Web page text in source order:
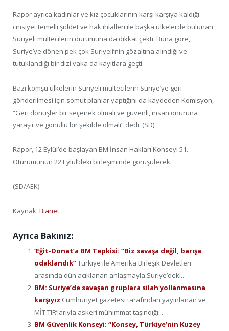
Rapor ayrıca kadınlar ve kız çocuklarının karşı karşıya kaldığı
cinsiyet temelli şiddet ve hak ihlalleri ile başka ülkelerde bulunan
Suriyeli mültecilerin durumuna da dikkat çekti. Buna göre,
Suriye’ye dönen pek çok Suriyeli’nin gözaltına alındığı ve
tutuklandığı bir dizi vaka da kayıtlara geçti.
Bazı komşu ülkelerin Suriyeli mültecilerin Suriye’ye geri
gönderilmesi için somut planlar yaptığını da kaydeden Komisyon,
“Geri dönüşler bir seçenek olmalı ve güvenli, insan onuruna
yaraşır ve gönüllü bir şekilde olmalı” dedi. (SD)
Rapor, 12 Eylül’de başlayan BM İnsan Hakları Konseyi 51.
Oturumunun 22 Eylül’deki birleşiminde görüşülecek.
(SD/AEK)
Kaynak: Bianet
Ayrıca Bakınız:
‘Eğit-Donat’a BM Tepkisi: “Biz savaşa değil, barışa
odaklandık”Türkiye ile Amerika Birleşik Devletleri
arasında dün açıklanan anlaşmayla Suriye’deki...
BM: Suriye’de savaşan gruplara silah yollanmasına
karşıyız Cumhuriyet gazetesi tarafından yayınlanan ve
MİT TIR’larıyla askeri mühimmat taşındığı...
BM Güvenlik Konseyi: “Konsey, Türkiye’nin Kuzey